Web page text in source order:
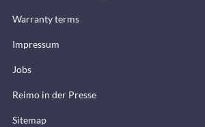
Warranty terms
Impressum
Jobs
Reimo in der Presse
Sitemap